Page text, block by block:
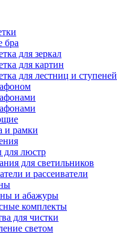
бра
для зеркал
для картин
для лестниц и ступеней
и рамки
люстр
для светильников
и рассеиватели
и абажуры
комплекты
для чистки
светом